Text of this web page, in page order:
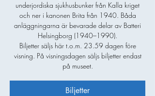
underjordiska sjukhusbunker från Kalla kriget
och ner i kanonen Brita från 1940. Båda
anläggningarna är bevarade delar av Batteri
Helsingborg (1940–1990).
Biljetter säljs här t.o.m. 23.59 dagen före
visning. På visningsdagen säljs biljetter endast
på museet.
Biljetter